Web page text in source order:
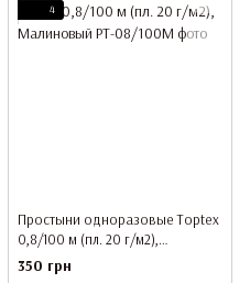
4
Простыни одноразовые Toptex
0,8/100 м (пл. 20 г/м2),
Малиновый
350 грн